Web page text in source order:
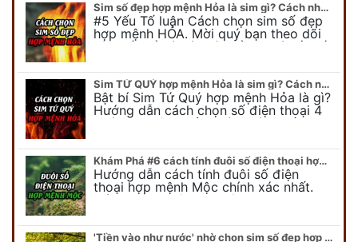
Sim số đẹp hợp mệnh Hỏa là sim gì? Cách nhận biết sim đẹp hợp mệnh Hỏa
#5 Yếu Tố luận Cách chọn sim số đẹp
hợp mệnh HỎA. Mời quý bạn theo dõi
bài viết để có cái nhìn tổng quát về số
Sim TỨ QUÝ hợp mệnh Hỏa là sim gì? Cách nhận biết sim tứ quý hợp mệnh Hỏa
Bật bí Sim Tứ Quý hợp mệnh Hỏa là gì?
Hướng dẫn cách chọn số điện thoại 4
quý hợp mệnh Hỏa chính xác nhất.
Khám Phá #6 cách tính đuôi số điện thoại hợp mệnh Mộc
Hướng dẫn cách tính đuôi số điện
thoại hợp mệnh Mộc chính xác nhất.
Cách chọn đuôi sim điện thoại hợp
chuyên…
'Tiền vào như nước' nhờ chọn sim số đẹp hợp mệnh MỘC